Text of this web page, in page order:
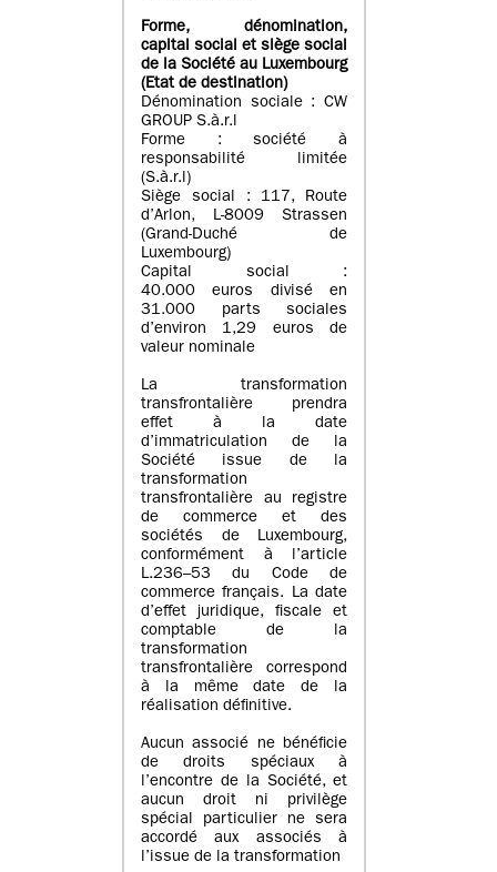
Forme, dénomination,
capital social et siège social
de la Société au Luxembourg
(Etat de destination)
Dénomination sociale : CW
GROUP S.à.r.l
Forme : société à
responsabilité limitée
(S.à.r.l)
Siège social : 117, Route
d’Arlon, L-8009 Strassen
(Grand-Duché de
Luxembourg)
Capital social :
40.000 euros divisé en
31.000 parts sociales
d’environ 1,29 euros de
valeur nominale
La transformation
transfrontalière prendra
effet à la date
d’immatriculation de la
Société issue de la
transformation
transfrontalière au registre
de commerce et des
sociétés de Luxembourg,
conformément à l’article
L.236–53 du Code de
commerce français. La date
d’effet juridique, fiscale et
comptable de la
transformation
transfrontalière correspond
à la même date de la
réalisation définitive.
Aucun associé ne bénéficie
de droits spéciaux à
l’encontre de la Société, et
aucun droit ni privilège
spécial particulier ne sera
accordé aux associés à
l’issue de la transformation